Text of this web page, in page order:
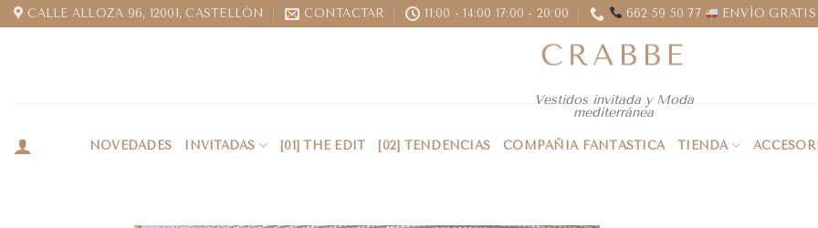
CALLE ALLOZA 96, 12001, CASTELLÓN CONTACTAR 11:00 - 14:00 17:00 - 20:00 662 59 50 77 ENVÍO
Vestidos invitada y Moda
mediterránea
NOVEDADES INVITADAS [01] THE EDIT [02] TENDENCIAS COMPAÑIA FANTÁSTICA TIENDA